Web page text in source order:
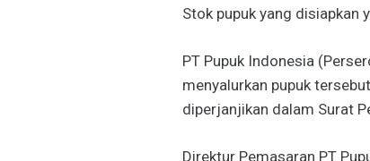
Stok pupuk yang disiapkan
PT Pupuk Indonesia
menyalurkan pupuk
diperjanjikan dalam Surat
Direktur Pemasaran PT